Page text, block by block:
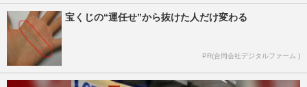
宝くじの“運任せ”から抜けた人だけ変わる
PR(合同会社デジタルファーム )